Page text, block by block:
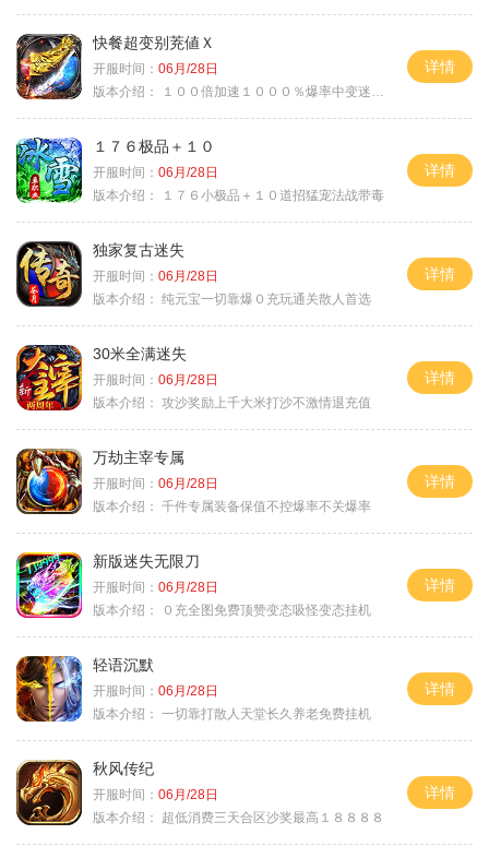
快餐超变别茺値Ｘ
开服时间： 06月/28日
版本介绍：
１００倍加速１０００％爆率中变迷失单职
详情
１７６极品＋１０
开服时间： 06月/28日
版本介绍：
１７６小极品＋１０道招猛宠法战带毒
详情
独家复古迷失
开服时间： 06月/28日
版本介绍： 纯元宝一切靠爆０充玩通关散人首选
详情
30米全满迷失
开服时间： 06月/28日
版本介绍： 攻沙奖励上千大米打沙不激情退充值
详情
万劫主宰专属
开服时间： 06月/28日
版本介绍： 千件专属装备保值不控爆率不关爆率
详情
新版迷失无限刀
开服时间： 06月/28日
版本介绍：
０充全图免费顶赞变态吸怪变态挂机
详情
轻语沉默
开服时间： 06月/28日
版本介绍： 一切靠打散人天堂长久养老免费挂机
详情
秋风传纪
开服时间： 06月/28日
版本介绍：
超低消费三天合区沙奖最高１８８８８
详情